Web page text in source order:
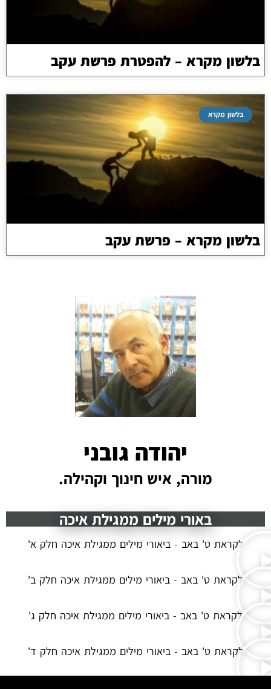
בלשון מקרא – להפטרת פרשת עקב
בלשון מקרא
בלשון מקרא – פרשת עקב
יהודה גובני
מורה, איש חינוך וקהילה.
באורי מילים ממגילת איכה
לקראת ט' באב - ביאורי מילים ממגילת איכה חלק א'
לקראת ט' באב - ביאורי מילים ממגילת איכה חלק ב'
לקראת ט' באב - ביאורי מילים ממגילת איכה חלק ג'
לקראת ט' באב - ביאורי מילים ממגילת איכה חלק ד'